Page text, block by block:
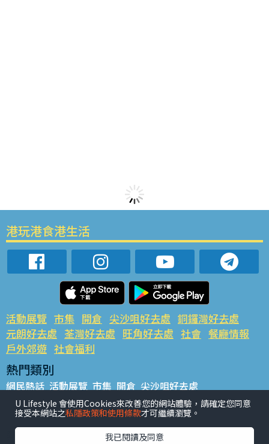
港玩港食港生活
活動展覽 市集 開倉 尖沙咀好去處 銅鑼灣好去處
元朗好去處 荃灣好去處 旺角好去處 社會 餐廳情報
戶外郊遊 社會福利
熱門類別
網民熱話 活動展覽 市集 開倉 尖沙咀好去處
銅鑼灣好去處 元朗好去處 荃灣好去處 旺角好去處 社會
餐廳情報 戶外郊遊
熱門標籤
U Lifestyle 會使用Cookies來改善您的網站體驗，請確定您同意
接受本網站之私隱政策和使用條款才可繼續瀏覽。
我已閱讀及同意